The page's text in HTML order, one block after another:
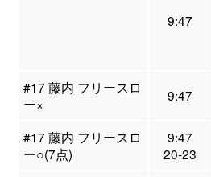
9:47
#17 藤内 フリースロ
ー×
9:47
#17 藤内 フリースロ
ー○(7点)
9:47
20-23